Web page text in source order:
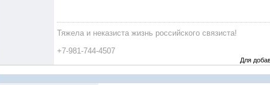
Тяжела и неказиста жизнь российского связиста!
+7-981-744-4507
Для